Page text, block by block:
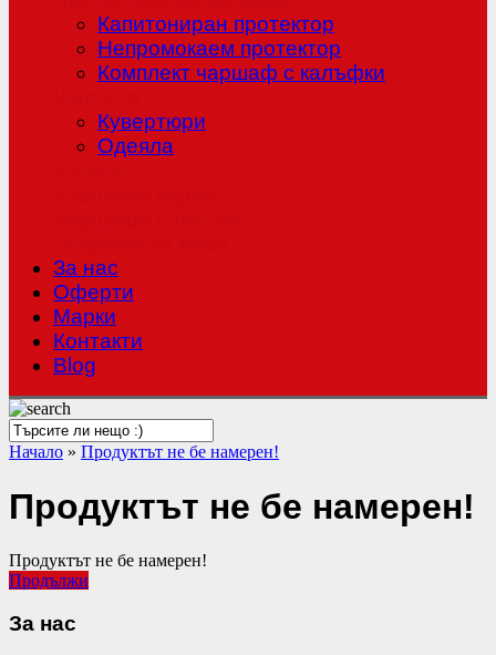
Капитониран протектор
Непромокаем протектор
Комплект чаршаф с калъфки
Кувертюри
Одеяла
За нас
Оферти
Mарки
Контакти
Blog
Начало » Продуктът не бе намерен!
Продуктът не бе намерен!
Продуктът не бе намерен!
Продължи
За нас